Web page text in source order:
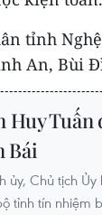
tỉnh
An, Bùi
Huy Tuấn
Bái
ủy, Chủ tịch
tỉnh tín nhiệm